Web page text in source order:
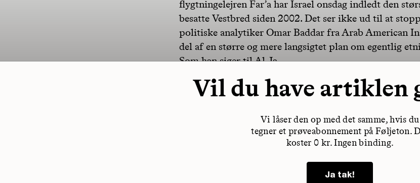
flygtningelejren Far’a har Israel onsdag indledt den
besatte Vestbred siden 2002. Det ser ikke ud til at
politiske analytiker Omar Baddar fra Arab American
del af en større og mere langsigtet plan om egentlig
Som han siger til Al Ja
Vil du have artiklen
Vi låser den op med det samme, hvis du
tegner et prøveabonnement på Føljeton.
koster 0 kr. Ingen binding.
Ja tak!